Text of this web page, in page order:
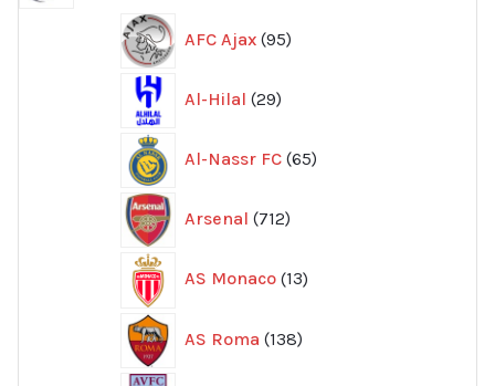
AFC Ajax 95
produkter
Al-Hilal 29
produkter
Al-Nassr FC 65
produkter
Arsenal 712
produkter
AS Monaco 13
produkter
AS Roma 138
produkter